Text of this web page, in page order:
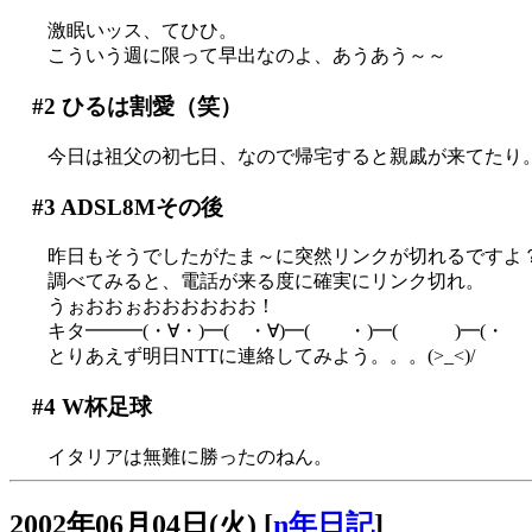
激眠いッス、てひひ。
こういう週に限って早出なのよ、あうあう～～
#2 ひるは割愛（笑）
今日は祖父の初七日、なので帰宅すると親戚が来てたり。
#3 ADSL8Mその後
昨日もそうでしたがたま～に突然リンクが切れるですよ
調べてみると、電話が来る度に確実にリンク切れ。
うぉおおぉおおおおおお！
キタ━━━(・∀・)━( ・∀)━( ・)━( )━(・
とりあえず明日NTTに連絡してみよう。。。(>_<)/
#4W杯足球
イタリアは無難に勝ったのねん。
2002年06月04日(火) [n年日記]